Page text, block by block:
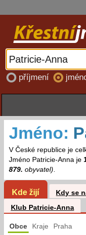
příjmení
Jméno:
V České republice je
Jméno Patricie-Anna je
879. obyvatel).
Kde žijí Kdy se
Klub Patricie-Anna
Obce Kraje Praha